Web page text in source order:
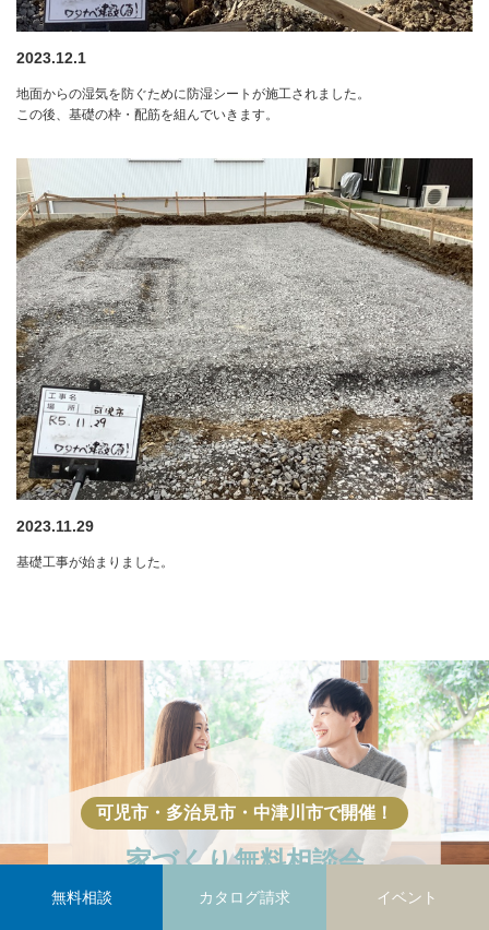
2023.12.1
地面からの湿気を防ぐために防湿シートが施工されました。
この後、基礎の枠・配筋を組んでいきます。
2023.11.29
基礎工事が始まりました。
家づくり無料相談会
無料相談 カタログ請求 イベント